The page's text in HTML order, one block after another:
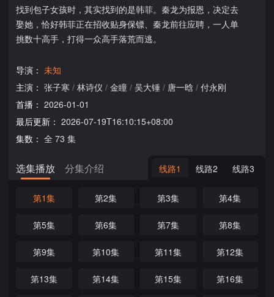
找到包子女孩时，其实找到的是韩菲。秦龙为报恩，决定去
娶她，恰好韩菲正在招收贴身保镖、秦龙前往应聘，一人单
挑数十高手，打得一众高手落荒而逃。
导演： 未知
主演： 张子寒 / 林诗仪 / 金瞳 / 吴大锤 / 唐一晗 / 付永刚
首播： 2026-01-01
最后更新： 2026-07-19T16:10:15+08:00
集数： 全 73 集
选集播放 分集介绍 线路1 线路2 线路3
第1集 第2集 第3集 第4集
第5集 第6集 第7集 第8集
第9集 第10集 第11集 第12集
第13集 第14集 第15集 第16集